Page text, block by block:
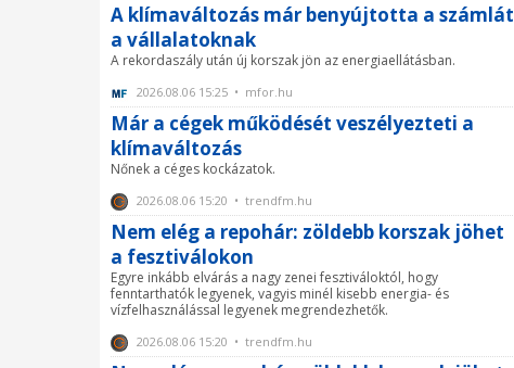
A klímaváltozás már benyújtotta a számlát
a vállalatoknak
A rekordaszály után új korszak jön az energiaellátásban.
2026.08.06 15:25 • mfor.hu
Már a cégek működését veszélyezteti a
klímaváltozás
Nőnek a céges kockázatok.
2026.08.06 15:20 • trendfm.hu
Nem elég a repohár: zöldebb korszak jöhet
a fesztiválokon
Egyre inkább elvárás a nagy zenei fesztiváloktól, hogy
fenntarthatók legyenek, vagyis minél kisebb energia- és
vízfelhasználással legyenek megrendezhetők.
2026.08.06 15:20 • trendfm.hu